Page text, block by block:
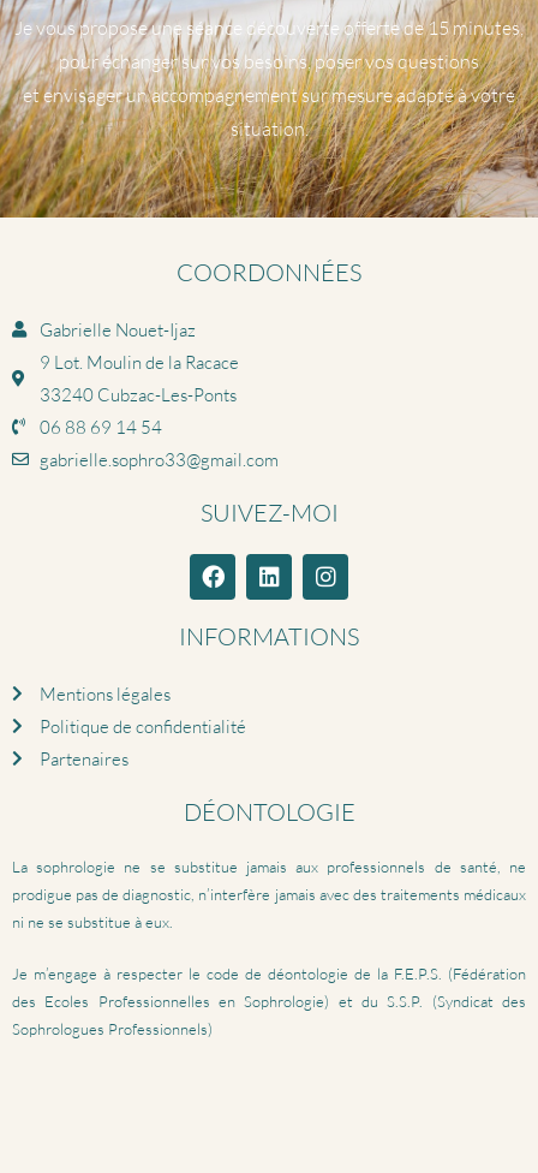
Je vous propose une séance découverte offerte de 15 minutes,
pour échanger sur vos besoins, poser vos questions
et envisager un accompagnement sur mesure adapté à votre
situation.
COORDONNÉES
Gabrielle Nouet-Ijaz
9 Lot. Moulin de la Racace
33240 Cubzac-Les-Ponts
06 88 69 14 54
gabrielle.sophro33@gmail.com
SUIVEZ-MOI
INFORMATIONS
Mentions légales
Politique de confidentialité
Partenaires
DÉONTOLOGIE
La sophrologie ne se substitue jamais aux professionnels de santé, ne
prodigue pas de diagnostic, n’interfère jamais avec des traitements médicaux
ni ne se substitue à eux.
Je m’engage à respecter le code de déontologie de la F.E.P.S. (Fédération
des Ecoles Professionnelles en Sophrologie) et du S.S.P. (Syndicat des
Sophrologues Professionnels)